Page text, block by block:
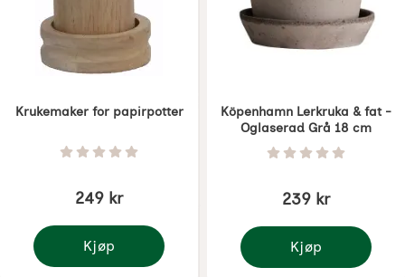
Krukemaker for papirpotter
Varenummer 1866Vurdering: 0 Stjerne av 5
249 kr
Kjøp
Krukemaker for papirpotter
Köpenhamn Lerkruka & fat -
Oglaserad Grå 18 cm
Varenummer 5863Vurdering: 0
239 kr
Kjøp
Köpenhamn